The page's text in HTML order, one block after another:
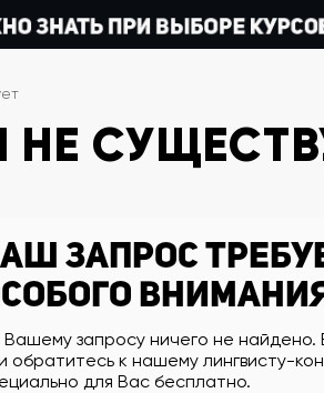
запрос
запросу ничего не найдено.
обратитесь к нашему лингвисту-
для Вас бесплатно.